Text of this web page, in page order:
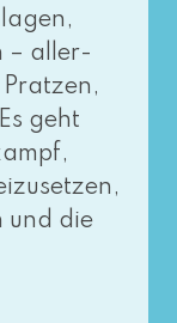
– aller­
geht
und die